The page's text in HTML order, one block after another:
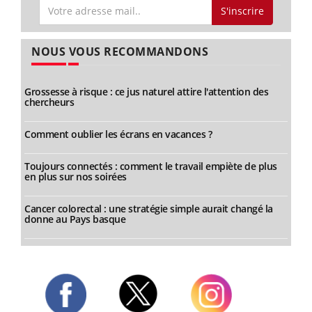
S'inscrire
NOUS VOUS RECOMMANDONS
Grossesse à risque : ce jus naturel attire l'attention des
chercheurs
Comment oublier les écrans en vacances ?
Toujours connectés : comment le travail empiète de plus
en plus sur nos soirées
Cancer colorectal : une stratégie simple aurait changé la
donne au Pays basque